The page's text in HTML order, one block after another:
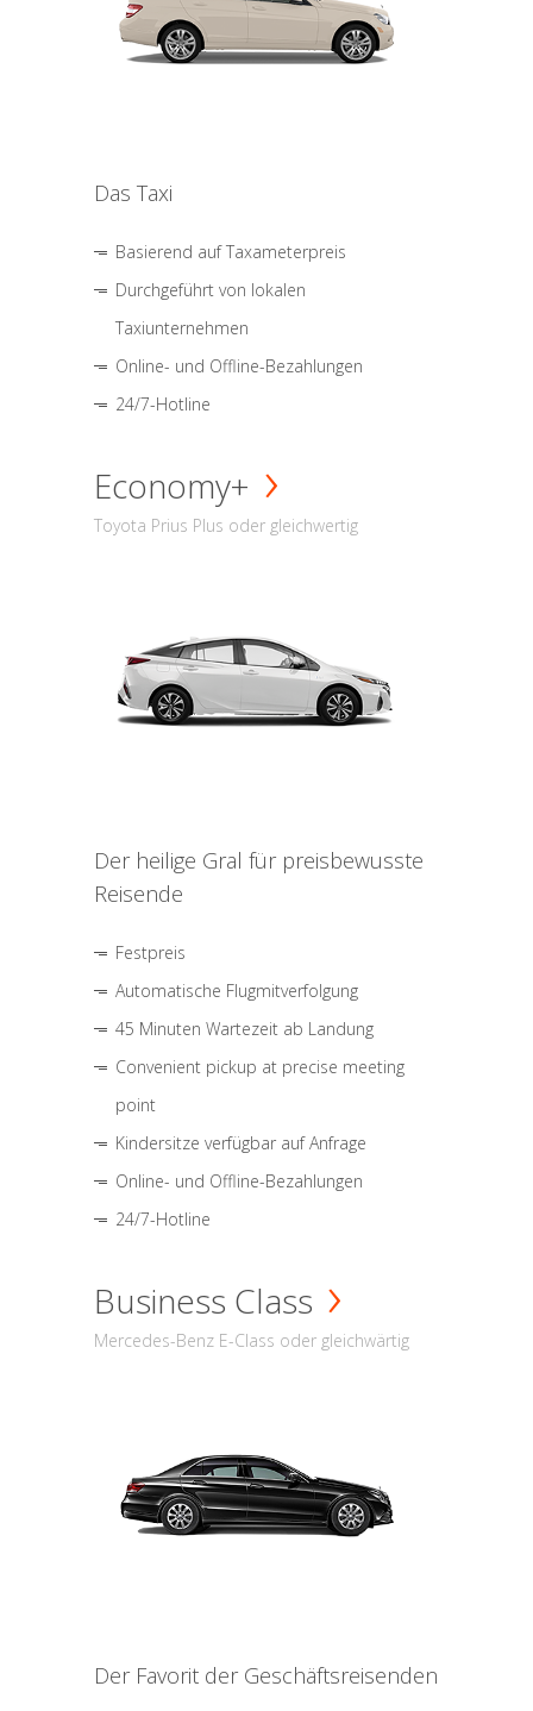
Das Taxi
Basierend auf Taxameterpreis
Durchgeführt von lokalen
Taxiunternehmen
Online- und Offline-Bezahlungen
24/7-Hotline
Economy+
Toyota Prius Plus oder gleichwertig
Der heilige Gral für preisbewusste
Reisende
Festpreis
Automatische Flugmitverfolgung
45 Minuten Wartezeit ab Landung
Convenient pickup at precise meeting
point
Kindersitze verfügbar auf Anfrage
Online- und Offline-Bezahlungen
24/7-Hotline
Business Class
Mercedes-Benz E-Class oder gleichwärtig
Der Favorit der Geschäftsreisenden